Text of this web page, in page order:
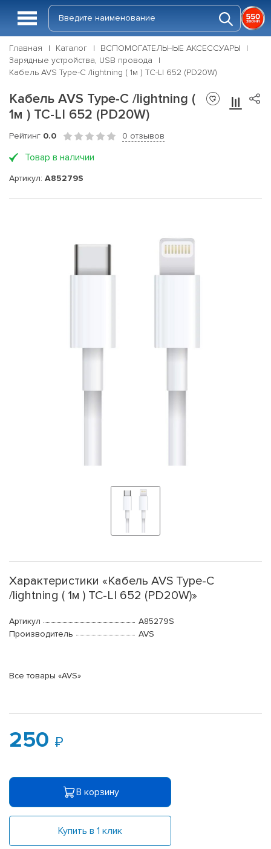
Главная Каталог
ВСПОМОГАТЕЛЬНЫЕ АКСЕССУАРЫ
Зарядные устройства, USB провода
Кабель AVS Type-C /lightning ( 1м ) TC-LI 652 (PD20W)
Кабель AVS Type-C /lightning (
1м ) TC-LI 652 (PD20W)
Рейтинг 0.0 0 отзывов
Товар в наличии
Артикул: A85279S
Характеристики «Кабель AVS Type-C
/lightning ( 1м ) TC-LI 652 (PD20W)»
Артикул
A85279S
Производитель
AVS
Все товары «AVS»
250
В корзину
Купить в 1 клик